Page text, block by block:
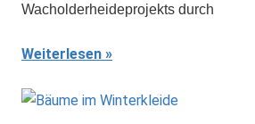
Wacholderheideprojekts durch
Weiterlesen